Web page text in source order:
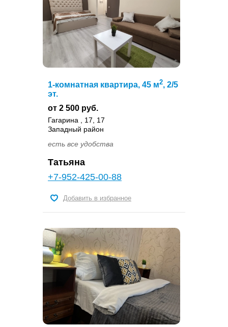
1-комнатная квартира, 45 м2, 2/5
эт.
от 2 500 руб.
Гагарина , 17, 17
Западный район
есть все удобства
Татьяна
+7-952-425-00-88
Добавить в избранное